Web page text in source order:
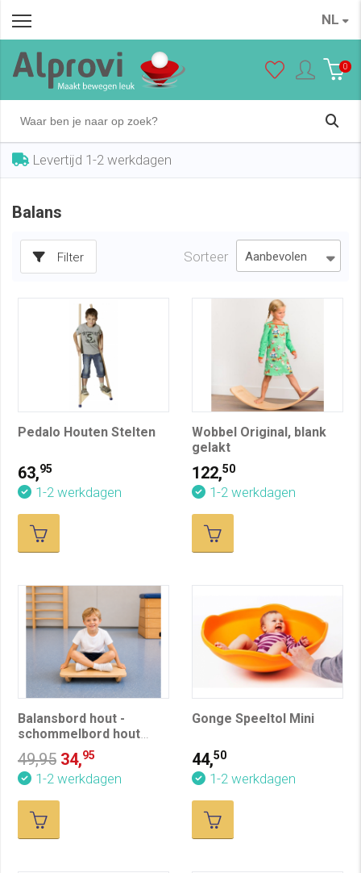
NL
0
Levertijd 1-2 werkdagen
Balans
Filter Sorteer
Pedalo Houten Stelten
63,95
1-2 werkdagen
Wobbel Original, blank
gelakt
122,50
1-2 werkdagen
Balansbord hout -
schommelbord hout
(OP=OP)
49,95 34,95
1-2 werkdagen
Gonge Speeltol Mini
44,50
1-2 werkdagen